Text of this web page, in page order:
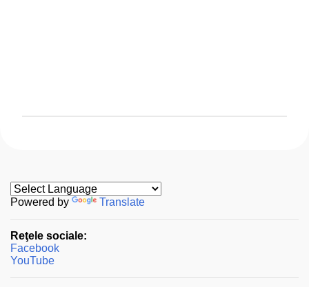
i
t
i
u
n
Powered by Translate
Reţele sociale:
Facebook
YouTube